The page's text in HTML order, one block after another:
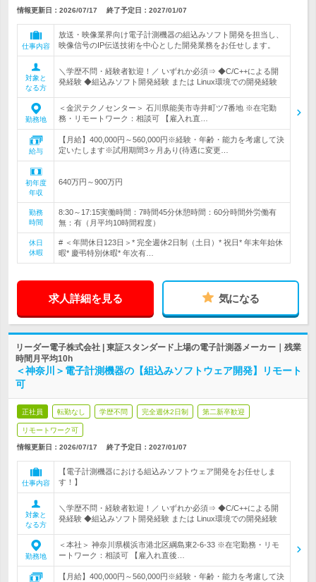
情報更新日：2026/07/17 終了予定日： 2027/01/07
仕事内容
放送・映像業界向け電子計測機器の組込みソフト開発を担当し、
映像信号のIP伝送技術を中心とした開発業務をお任せします。
対象と
なる方
＼学歴不問・経験者歓迎！／ いずれか必須⇒ ◆C/C++による開
発経験 ◆組込みソフト開発経験 または Linux環境での開発経験
勤務地
＜金沢テクノセンター＞ 石川県能美市寺井町ツ7番地 ※在宅勤
務・リモートワーク：相談可 【雇入れ直…
給与
【月給】400,000円～560,000円※経験・年齢・能力を考慮して決
定いたします※試用期間3ヶ月あり(待遇に変更…
初年度
年収
640万円～900万円
勤務
時間
8:30～17:15実働時間：7時間45分休憩時間：60分時間外労働有
無：有（月平均10時間程度）
休日
休暇
# ＜年間休日123日＞* 完全週休2日制（土日）* 祝日* 年末年始休
暇* 慶弔特別休暇* 年次有…
求人詳細を見る 気になる
リーダー電子株式会社 | 東証スタンダード上場の電子計測器メーカー｜残業
時間月平均10h
＜神奈川＞電子計測機器の【組込みソフトウェア開発】リモート
可
正社員 転勤なし 学歴不問 完全週休2日制 第二新卒歓迎
リモートワーク可
情報更新日：2026/07/17 終了予定日： 2027/01/07
仕事内容
【電子計測機器における組込みソフトウェア開発をお任せしま
す！】
対象と
なる方
＼学歴不問・経験者歓迎！／ いずれか必須⇒ ◆C/C++による開
発経験 ◆組込みソフト開発経験 または Linux環境での開発経験
勤務地
＜本社＞ 神奈川県横浜市港北区綱島東2-6-33 ※在宅勤務・リモ
ートワーク：相談可 【雇入れ直後…
【月給】400,000円～560,000円※経験・年齢・能力を考慮して決